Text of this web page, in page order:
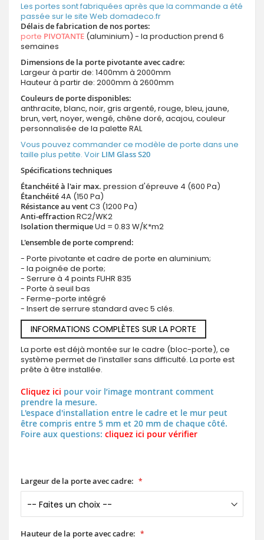
Les portes sont fabriquées après que la commande a été
passée sur le site Web domadeco.fr
Délais de fabrication de nos portes:
porte PIVOTANTE (aluminium) - la production prend 6
semaines
Dimensions de la porte pivotante avec cadre:
Largeur à partir de: 1400mm à 2000mm
Hauteur à partir de: 2000mm à 2600mm
Couleurs de porte disponibles:
anthracite, blanc, noir, gris argenté, rouge, bleu, jaune,
brun, vert, noyer, wengé, chêne doré, acajou, couleur
personnalisée de la palette RAL
Vous pouvez commander ce modèle de porte dans une
taille plus petite. Voir LIM Glass S20
Spécifications techniques
Étanchéité à l'air max. pression d'épreuve 4 (600 Pa)
Étanchéité 4A (150 Pa)
Résistance au ventC3 (1200 Pa)
Anti-effractionRC2/WK2
Isolation thermiqueUd = 0.83 W/K*m2
L'ensemble de porte comprend:
- Porte pivotante et cadre de porte en aluminium;
- la poignée de porte;
- Serrure à 4 points FUHR 835
- Porte à seuil bas
- Ferme-porte intégré
- Insert de serrure standard avec 5 clés.
INFORMATIONS COMPLÈTES SUR LA PORTE
La porte est déjà montée sur le cadre (bloc-porte), ce
système permet de l’installer sans difficulté. La porte est
prête à être installée.
Cliquez ici pour voir l’image montrant comment
prendre la mesure.
L'espace d'installation entre le cadre et le mur peut
être compris entre 5 mm et 20 mm de chaque côté.
Foire aux questions: cliquez ici pour vérifier
Largeur de la porte avec cadre:
Hauteur de la porte avec cadre: